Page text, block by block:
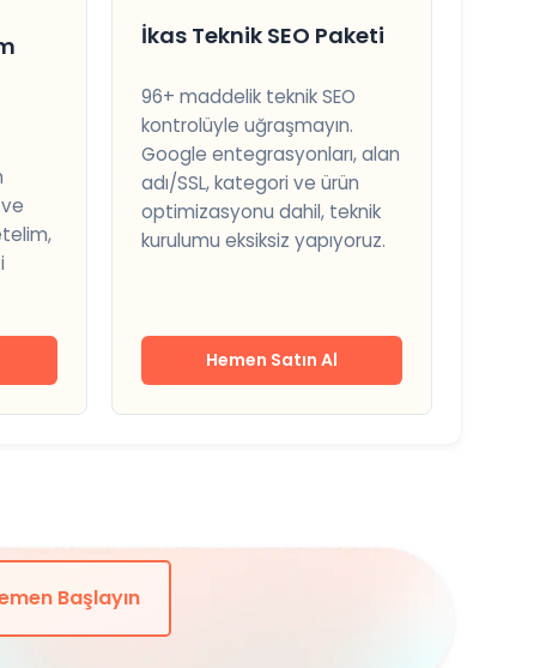
İkas Teknik SEO Paketi
96+ maddelik teknik SEO
kontrolüyle uğraşmayın.
Google entegrasyonları, alan
adı/SSL, kategori ve ürün
optimizasyonu dahil, teknik
kurulumu eksiksiz yapıyoruz.
Hemen Satın Al
Başlayın